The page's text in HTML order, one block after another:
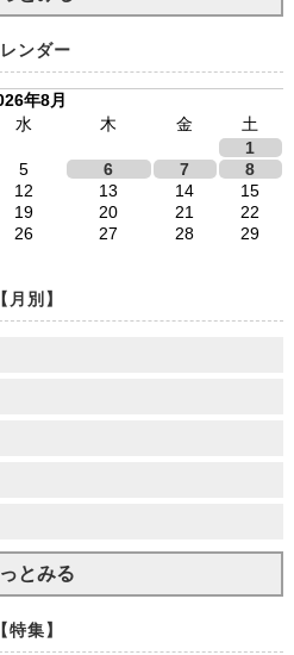
ンダー
年8月
水 木 金
土
1
5 6 7
8
12 13 14
15
19 20 21
22
26 27 28
29
【月別】
とみる
【特集】